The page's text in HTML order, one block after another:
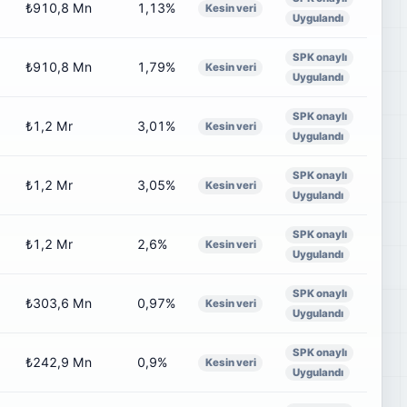
₺910,8 Mn 1,13% Kesin veri
Uygulandı
₺910,8 Mn 1,79% Kesin veri
SPK onaylı
Uygulandı
₺1,2 Mr 3,01% Kesin veri
SPK onaylı
Uygulandı
₺1,2 Mr 3,05% Kesin veri
SPK onaylı
Uygulandı
₺1,2 Mr 2,6% Kesin veri
SPK onaylı
Uygulandı
₺303,6 Mn 0,97% Kesin veri
SPK onaylı
Uygulandı
₺242,9 Mn 0,9% Kesin veri
SPK onaylı
Uygulandı